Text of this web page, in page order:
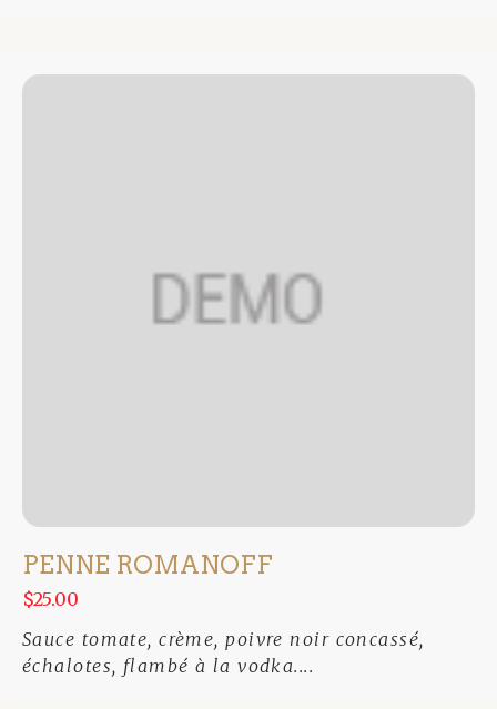
PENNE ROMANOFF
$25.00
Sauce tomate, crème, poivre noir concassé,
échalotes, flambé à la vodka....